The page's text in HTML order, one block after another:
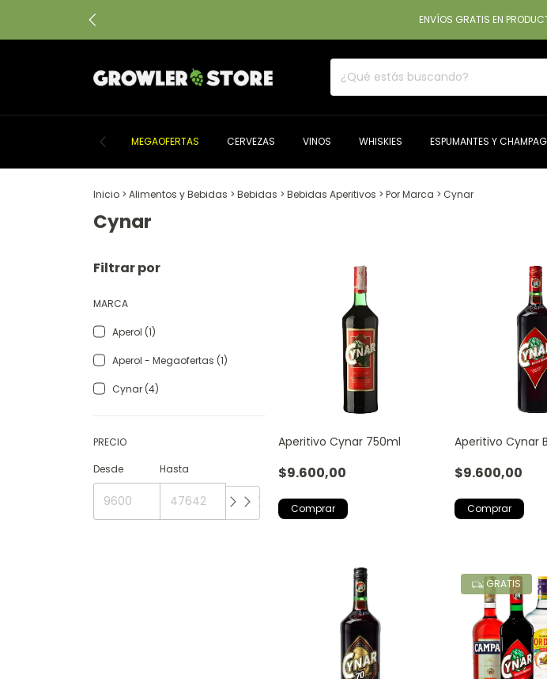
ENVÍOS GRATIS EN
MEGAOFERTAS CERVEZAS VINOS WHISKIES ESPUMANTES Y
Inicio > Alimentos y Bebidas > Bebidas > Bebidas Aperitivos > Por Marca > Cynar
Cynar
Filtrar por
MARCA
Aperol (1)
Aperol - Megaofertas (1)
Cynar (4)
PRECIO
Desde
Hasta
Aperitivo Cynar 750ml
$9.600,00
Aperitivo Cynar
$9.600,00
GRATIS